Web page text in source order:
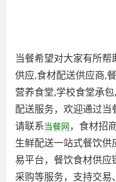
当餐希望对大家有所
供应,食材配送供应商,
营养食堂,学校食堂承
配送服务，欢迎通过当
请联系当餐网 ，食材招
生鲜配送一站式餐饮供
易平台，餐饮食材供应
采购等服务，支持交易